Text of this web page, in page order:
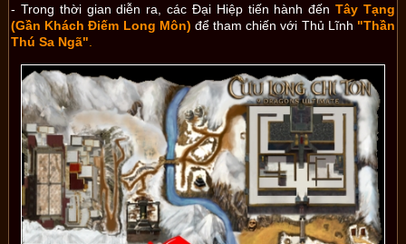
- Trong thời gian diễn ra, các Đại Hiệp tiến hành đến Tây Tạng
(Gần Khách Điếm Long Môn) để tham chiến với Thủ Lĩnh "Thần
Thú Sa Ngã"